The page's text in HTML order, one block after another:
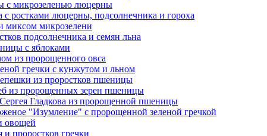
с микрозеленью люцерны
с ростками люцерны, подсолнечника и гороха
миксом микрозелени
подсолнечника и семян льна
с яблоками
из пророщенного овса
гречки с кунжутом и льном
из проростков пшеницы
из пророщенных зерен пшеницы
Гладкова из пророщенной пшеницы
"Изумление" с пророщенной зеленой гречкой
овощей
проростков гречки